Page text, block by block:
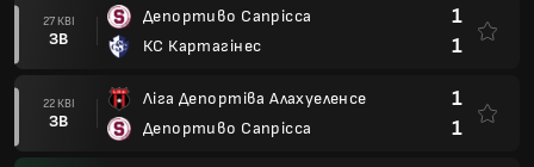
27 КВІ
ЗВ
Депортиво Сапрісса
КС Картагінес
1
1
22 КВІ
ЗВ
Ліга Депортіва Алахуеленсе
Депортиво Сапрісса
1
1